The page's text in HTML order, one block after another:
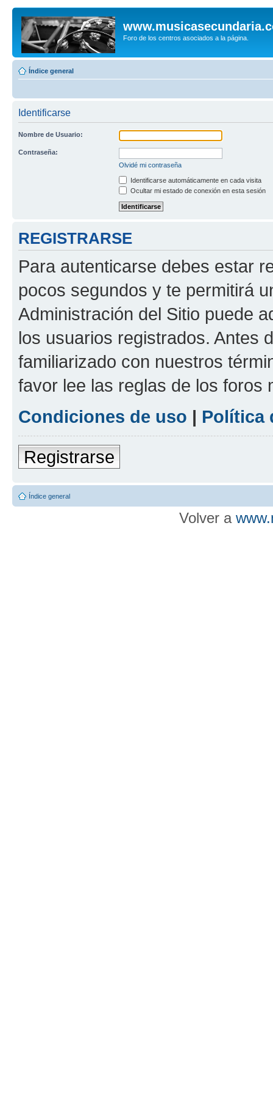
Foro de los centros asociados a la página.
Índice general
Identificarse
Nombre de Usuario:
Contraseña:
Olvidé mi contraseña
Identificarse automáticamente en cada visita
Ocultar mi estado de conexión en esta sesión
REGISTRARSE
Para autenticarse debes estar
pocos segundos y te permitirá
Administración del Sitio puede
los usuarios registrados. Antes
familiarizado con nuestros
favor lee las reglas de los foros
Condiciones de uso | Política
Registrarse
Índice general
Volver a